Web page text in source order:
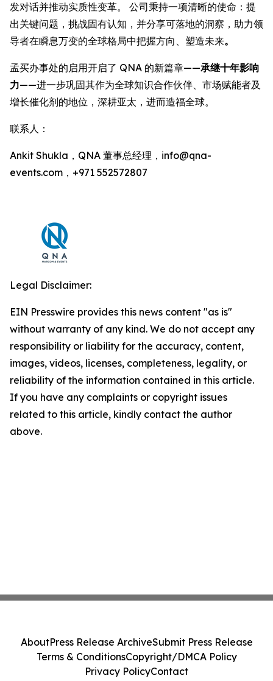
发对话并推动实质性变革。 公司秉持一项清晰的使命：提
出关键问题，挑战固有认知，并分享可落地的洞察，助力领
导者在瞬息万变的全球格局中把握方向、塑造未来。
孟买办事处的启用开启了 QNA 的新篇章——承继十年影响
力——进一步巩固其作为全球知识合作伙伴、市场赋能者及
增长催化剂的地位，深耕亚太，进而造福全球。
联系人：
Ankit Shukla，QNA 董事总经理，info@qna-
events.com，+971 552572807
Legal Disclaimer:
EIN Presswire provides this news content "as is"
without warranty of any kind. We do not accept any
responsibility or liability for the accuracy, content,
images, videos, licenses, completeness, legality, or
reliability of the information contained in this article.
If you have any complaints or copyright issues
related to this article, kindly contact the author
above.
AboutPress Release ArchiveSubmit Press Release
Terms & ConditionsCopyright/DMCA Policy
Privacy PolicyContact